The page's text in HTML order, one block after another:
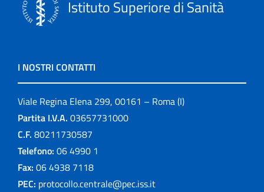
Istituto Superiore di Sanità
I NOSTRI CONTATTI
Viale Regina Elena 299, 00161 – Roma (I)
Partita I.V.A. 03657731000
C.F. 80211730587
Telefono: 06 4990 1
Fax: 06 4938 7118
PEC: protocollo.centrale@pec.iss.it